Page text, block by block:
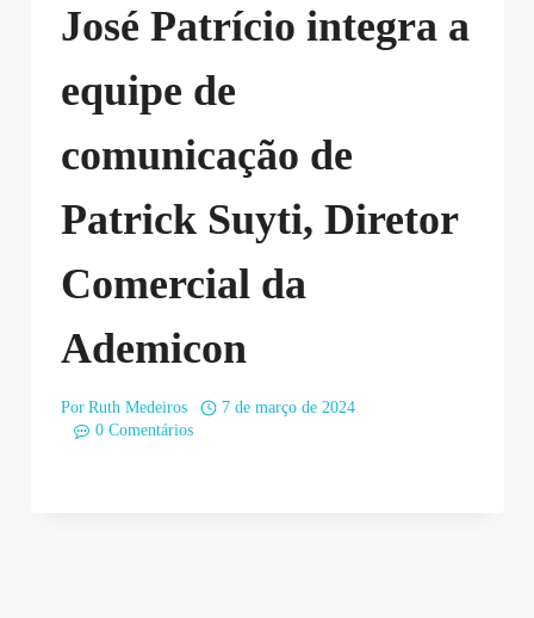
José Patrício integra a
equipe de
comunicação de
Patrick Suyti, Diretor
Comercial da
Ademicon
Por Ruth Medeiros
7 de março de 2024
0 Comentários